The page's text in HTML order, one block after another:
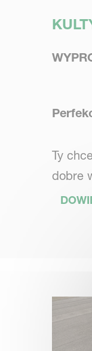
Ty
dobre